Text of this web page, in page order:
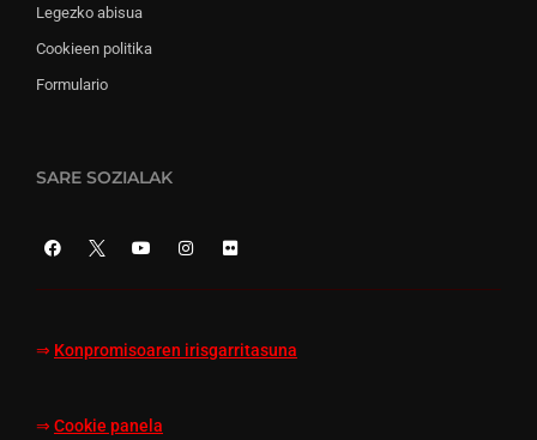
Legezko abisua
Cookieen politika
Formulario
SARE SOZIALAK
⇒ Konpromisoaren irisgarritasuna
⇒ Cookie panela